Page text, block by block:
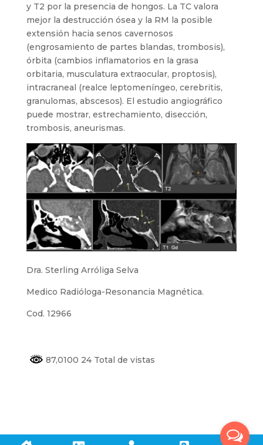
y T2 por la presencia de hongos. La TC valora
mejor la destrucción ósea y la RM la posible
extensión hacia senos cavernosos
(engrosamiento de partes blandas, trombosis),
órbita (cambios inflamatorios en la grasa
orbitaria, musculatura extraocular, proptosis),
intracraneal (realce leptomeníngeo, cerebritis,
granulomas, abscesos). El estudio angiográfico
puede mostrar, estrechamiento, disección,
trombosis, aneurismas.
Dra. Sterling Arróliga Selva
Medico Radióloga-Resonancia Magnética.
Cod. 12966
87,0100 24 Total de vistas